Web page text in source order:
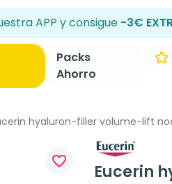
APP y consigue -3€
Packs
Ahorro
hyaluron-filler volume-lift
favorite_border
Eucerin